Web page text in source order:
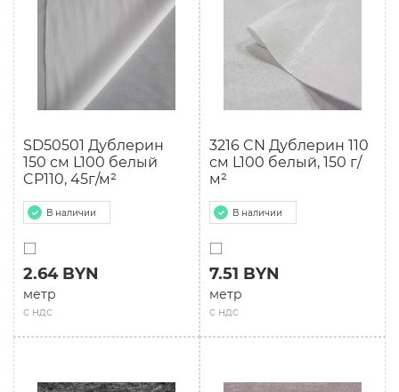
SD50501 Дублерин
150 см L100 белый
CP110, 45г/м²
В наличии
с ндс
2.64 BYN
метр
3216 CN Дублерин 110
см L100 белый, 150 г/
м²
В наличии
с ндс
7.51 BYN
метр